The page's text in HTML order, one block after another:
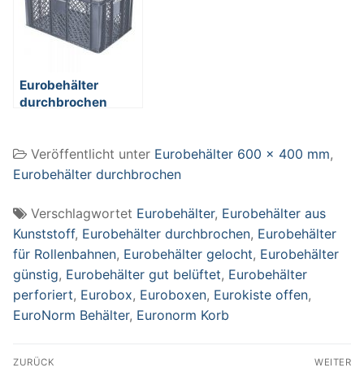
Eurobehälter
durchbrochen
LxBxH 600 x 400 x
320 mm, 63 Liter,
Veröffentlicht unter Eurobehälter 600 x 400 mm,
Eurobehälter durchbrochen
Verschlagwortet Eurobehälter, Eurobehälter aus
Kunststoff, Eurobehälter durchbrochen, Eurobehälter
für Rollenbahnen, Eurobehälter gelocht, Eurobehälter
günstig, Eurobehälter gut belüftet, Eurobehälter
perforiert, Eurobox, Euroboxen, Eurokiste offen,
EuroNorm Behälter, Euronorm Korb
Beitragsnavigation
ZURÜCK WEITER